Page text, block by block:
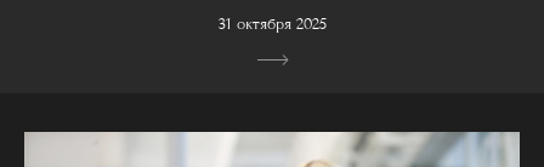
31 октября 2025